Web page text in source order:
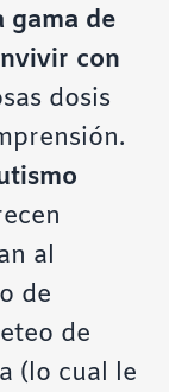
gama de
con
dosis
al
de
de
(lo cual le